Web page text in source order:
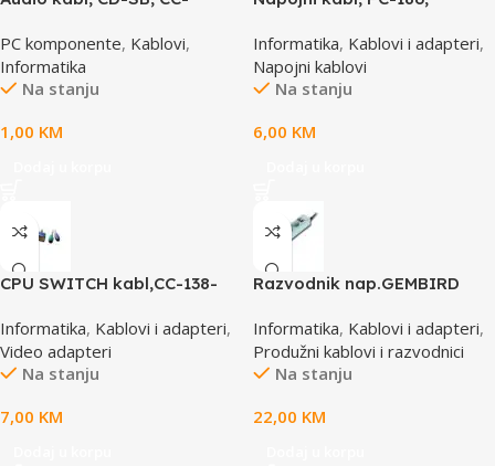
PC komponente, Kablovi,
Informatika
Na stanju
1,00 KM
Informatika, Kablovi i adapteri,
Napojni kablovi
Na stanju
6,00 KM
CPU SWITCH kabl,CC-138-
Informatika, Kablovi i adapteri,
Video adapteri
Na stanju
7,00 KM
Razvodnik nap.GEMBIRD
prekidač, 1,8M, osigurač,
prenaponska zaštita
Informatika, Kablovi i adapteri,
Produžni kablovi i razvodnici
Na stanju
22,00 KM